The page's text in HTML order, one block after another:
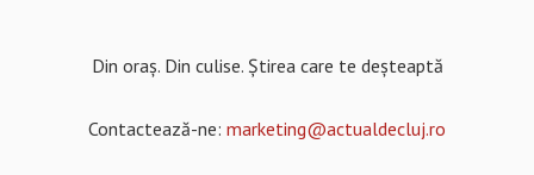
Din oraș. Din culise. Știrea care te deșteaptă
Contactează-ne: marketing@actualdecluj.ro